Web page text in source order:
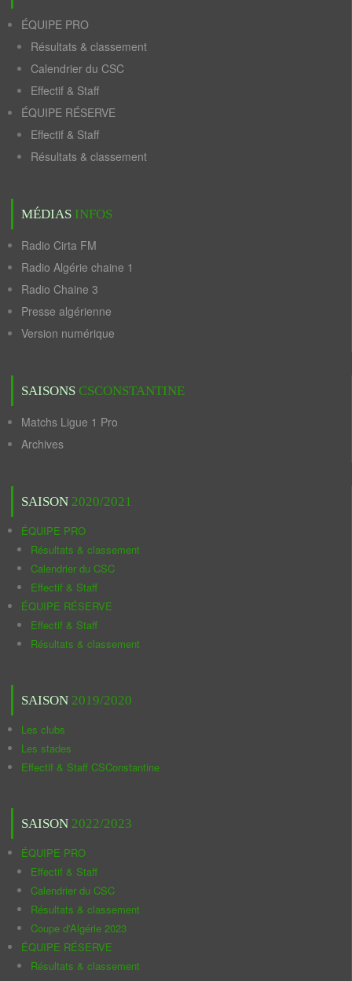
ÉQUIPE PRO
Résultats & classement
Calendrier du CSC
Effectif & Staff
ÉQUIPE RÉSERVE
Effectif & Staff
Résultats & classement
MÉDIAS INFOS
Radio Cirta FM
Radio Algérie chaine 1
Radio Chaine 3
Presse algérienne
Version numérique
SAISONS CSCONSTANTINE
Matchs Ligue 1 Pro
Archives
SAISON 2020/2021
ÉQUIPE PRO
Résultats & classement
Calendrier du CSC
Effectif & Staff
ÉQUIPE RÉSERVE
Effectif & Staff
Résultats & classement
SAISON 2019/2020
Les clubs
Les stades
Effectif & Staff CSConstantine
SAISON 2022/2023
ÉQUIPE PRO
Effectif & Staff
Calendrier du CSC
Résultats & classement
Coupe d'Algérie 2023
ÉQUIPE RÉSERVE
Résultats & classement